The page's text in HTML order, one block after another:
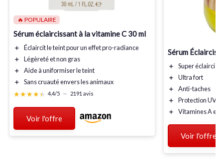
🔥 POPULAIRE
Sérum éclaircissant à la vitamine C 30 ml
＋ Éclaircit le teint pour un effetpro-radiance
＋
Légèreté etnon gras
＋
Aide à uniformiser le teint
＋
Sans cruauté envers les animaux
★★★★★
★★★★★ 4,4/5 — 2191 avis
Voir l'offre
Sérum
＋
Super
＋
Ultra fort
＋
Anti-taches
＋
Protection UV
＋
Vitamines A et E
Voir l'offre